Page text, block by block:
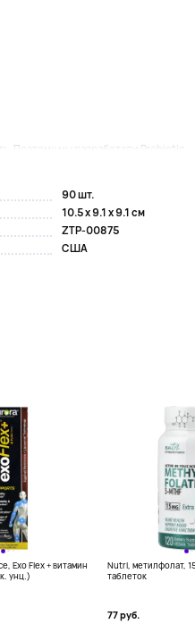
Поэтому мы разработали Probiotic...
90 шт.
10.5 x 9.1 x 9.1 см
ZTP-00875
США
Exo Flex + витамин
унц.)
Nutri, метилфолат,
таблеток
77 руб.